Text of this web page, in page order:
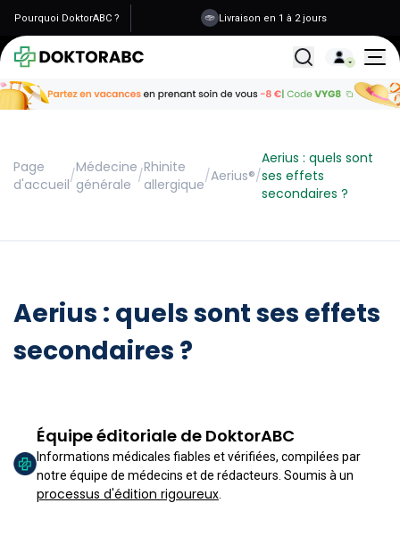
Pourquoi DoktorABC ? Livraison en 1 à 2 jours
Tous les
Page
d'accueil/Médecine
générale /Rhinite
allergique/Aerius®/
Aerius : quels sont
ses effets
secondaires ?
Aerius : quels sont ses effets
secondaires ?
Équipe éditoriale de DoktorABC
Informations médicales fiables et vérifiées, compilées par
notre équipe de médecins et de rédacteurs. Soumis à un
processus d'édition rigoureux.